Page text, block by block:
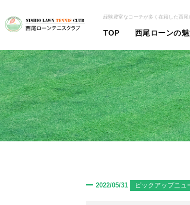
経験豊富なコーチが多く在籍した西尾
TOP 西尾ローンの魅
2022/05/31 ピックアップニュ